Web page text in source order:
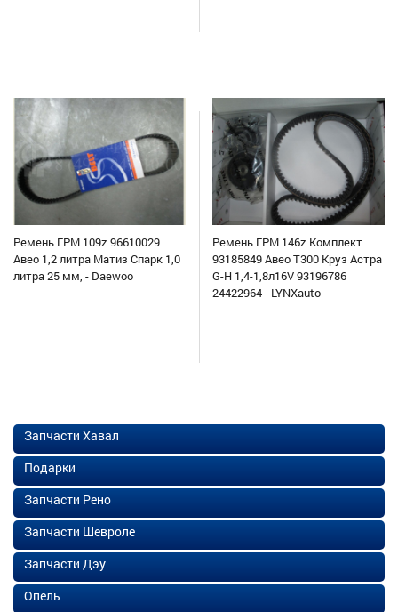
Ремень ГРМ 109z 96610029
Авео 1,2 литра Матиз Спарк 1,0
литра 25 мм, - Daewoo
Ремень ГРМ 146z Комплект
93185849 Авео Т300 Круз Астра
G-H 1,4-1,8л16V 93196786
24422964 - LYNXauto
Запчасти Хавал
Подарки
Запчасти Рено
Запчасти Шевроле
Запчасти Дэу
Опель